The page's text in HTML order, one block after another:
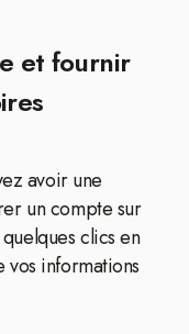
et fournir
avoir une
un compte sur
clics en
informations